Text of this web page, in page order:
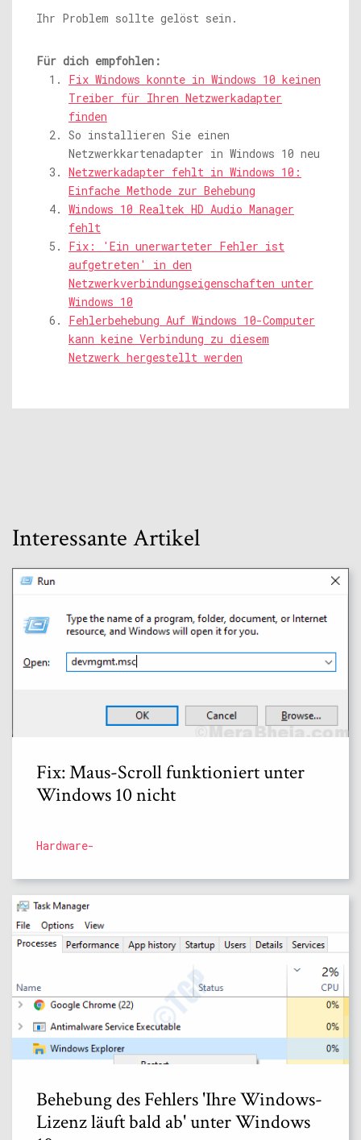
Ihr Problem sollte gelöst sein.
Für dich empfohlen:
Fix Windows konnte in Windows 10 keinen
Treiber für Ihren Netzwerkadapter
finden
So installieren Sie einen
Netzwerkkartenadapter in Windows 10 neu
Netzwerkadapter fehlt in Windows 10:
Einfache Methode zur Behebung
Windows 10 Realtek HD Audio Manager
fehlt
Fix: 'Ein unerwarteter Fehler ist
aufgetreten' in den
Netzwerkverbindungseigenschaften unter
Windows 10
Fehlerbehebung Auf Windows 10-Computer
kann keine Verbindung zu diesem
Netzwerk hergestellt werden
Interessante Artikel
Fix: Maus-Scroll funktioniert unter
Windows 10 nicht
Hardware-
Behebung des Fehlers 'Ihre Windows-
Lizenz läuft bald ab' unter Windows